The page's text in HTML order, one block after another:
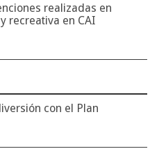
realizadas en
recreativa en CAI
con el Plan